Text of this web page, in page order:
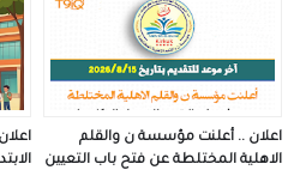
اعلان .. أعلنت مؤسسة ن والقلم
الاهلية المختلطة عن فتح باب التعيين